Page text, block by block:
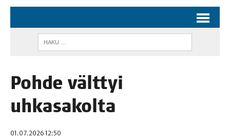
Poh­de vält­tyi
uhkasakolta
01.07.2026 12:50